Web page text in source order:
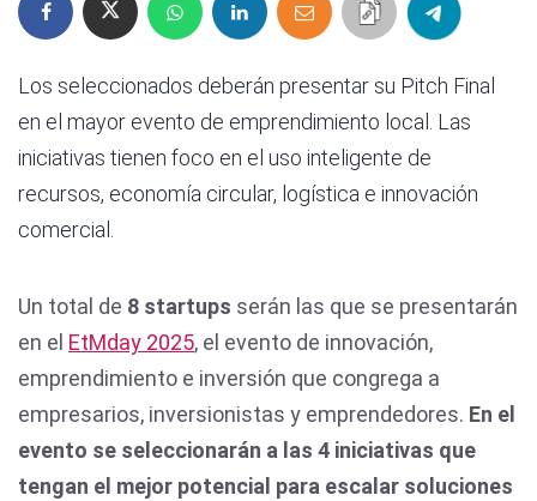
Los seleccionados deberán presentar su Pitch Final
en el mayor evento de emprendimiento local. Las
iniciativas tienen foco en el uso inteligente de
recursos, economía circular, logística e innovación
comercial.
Un total de 8 startups serán las que se presentarán
en el EtMday 2025, el evento de innovación,
emprendimiento e inversión que congrega a
empresarios, inversionistas y emprendedores. En el
evento se seleccionarán a las 4 iniciativas que
tengan el mejor potencial para escalar soluciones